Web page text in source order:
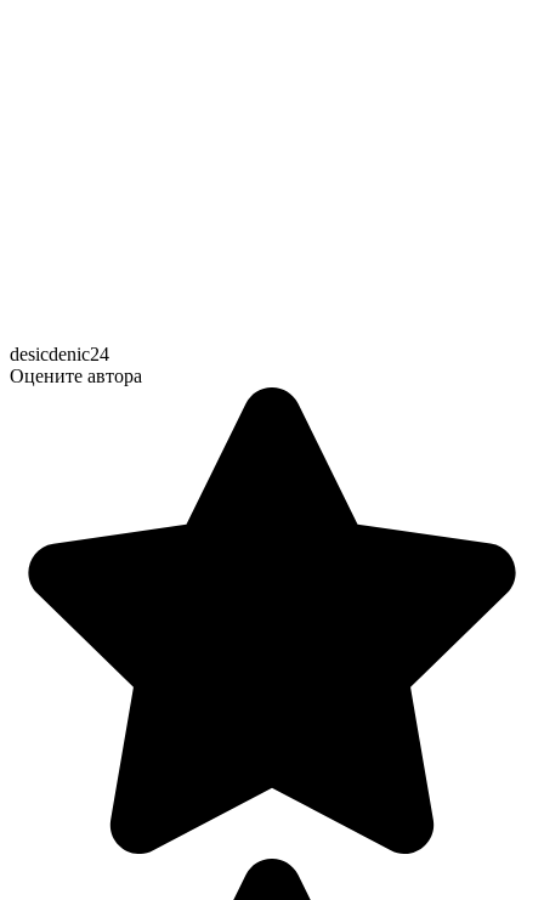
desicdenic24
Оцените автора